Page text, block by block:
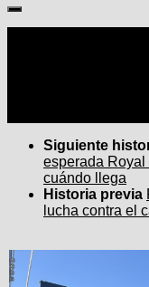
Siguiente
esperada
cuándo llega
Historia previa
lucha contra el